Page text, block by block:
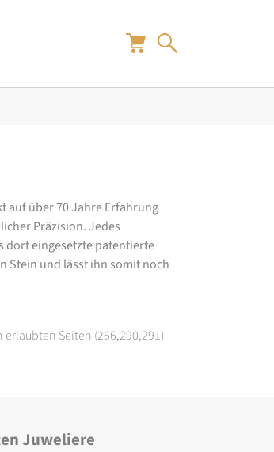
"Juwelier"
auf über 70 Jahre Erfahrung
Präzision. Jedes
dort eingesetzte patentierte
Stein und lässt ihn somit noch
Seiten (266,290,291)
Juweliere